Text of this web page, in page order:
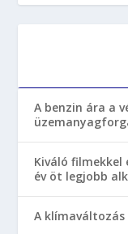
A benzin ára a
Kiváló filmekkel
év öt legjobb
A